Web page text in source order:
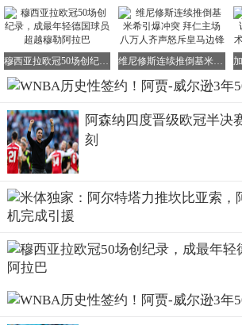
穆西亚拉欧冠50场创纪录，成最年轻德国球员超越穆勒阿拉巴 维尼修斯连续推倒基米希引爆冲突 拜仁主场八万人齐声怒斥皇马边锋
阿森纳四度晋级欧冠半决
刻